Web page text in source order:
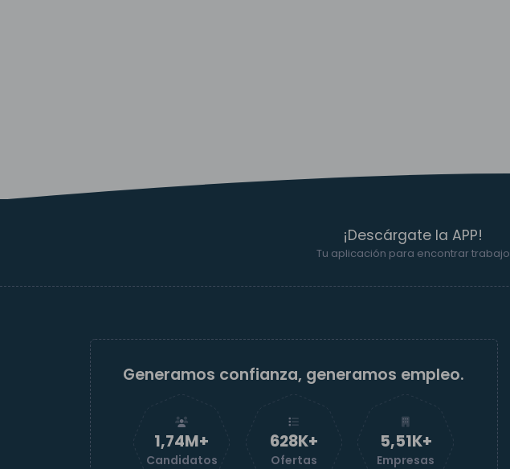
¡Descárgate la APP!
Tu aplicación para encontrar trabajo
Generamos confianza, generamos empleo.
1,74M+
Candidatos
629K+
Ofertas
5,52K+
Empresas